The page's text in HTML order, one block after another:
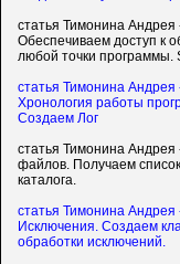
статья Тимонина Андрея
Обеспечиваем доступ к
любой точки программы.
статья Тимонина Андрея
Хронология работы
Создаем Лог
статья Тимонина Андрея
файлов. Получаем
каталога.
статья Тимонина Андрея
Исключения. Создаем
обработки исключений.